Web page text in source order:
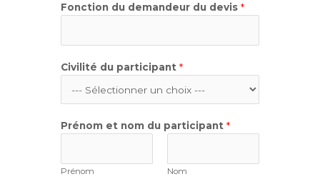
Fonction du demandeur du devis *
Civilité du participant *
Prénom et nom du participant *
Prénom Nom